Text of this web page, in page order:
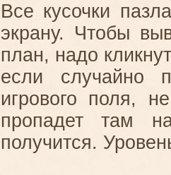
Все кусочки
экрану. Чтобы
план, надо
если случайно
игрового поля,
пропадет там
получится.